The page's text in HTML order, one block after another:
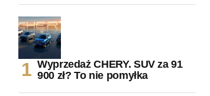
Wyprzedaż CHERY. SUV za 91
900 zł? To nie pomyłka